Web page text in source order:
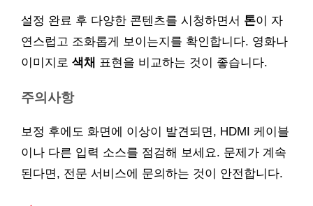
설정 완료 후 다양한 콘텐츠를 시청하면서 톤이 자
연스럽고 조화롭게 보이는지를 확인합니다. 영화나
이미지로 색채 표현을 비교하는 것이 좋습니다.
주의사항
보정 후에도 화면에 이상이 발견되면, HDMI 케이블
이나 다른 입력 소스를 점검해 보세요. 문제가 계속
된다면, 전문 서비스에 문의하는 것이 안전합니다.